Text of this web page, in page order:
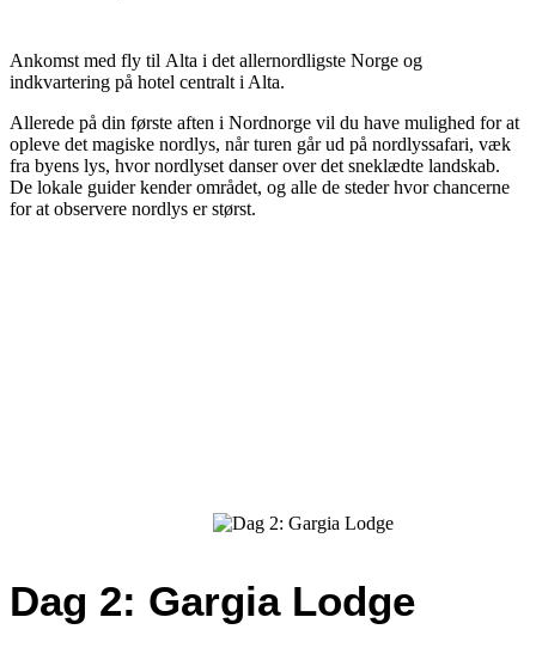
Ankomst med fly til Alta i det allernordligste Norge og
indkvartering på hotel centralt i Alta.
Allerede på din første aften i Nordnorge vil du have mulighed for at
opleve det magiske nordlys, når turen går ud på nordlyssafari, væk
fra byens lys, hvor nordlyset danser over det sneklædte landskab.
De lokale guider kender området, og alle de steder hvor chancerne
for at observere nordlys er størst.
Dag 2: Gargia Lodge